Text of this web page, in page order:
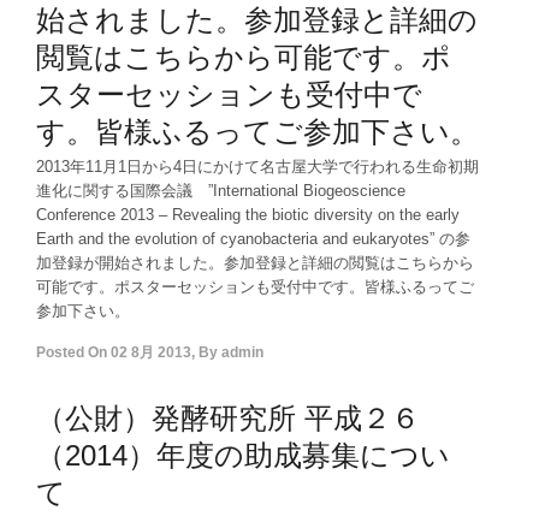
始されました。参加登録と詳細の
閲覧はこちらから可能です。ポ
スターセッションも受付中で
す。皆様ふるってご参加下さい。
2013年11月1日から4日にかけて名古屋大学で行われる生命初期
進化に関する国際会議 ”International Biogeoscience
Conference 2013 – Revealing the biotic diversity on the early
Earth and the evolution of cyanobacteria and eukaryotes” の参
加登録が開始されました。参加登録と詳細の閲覧はこちらから
可能です。ポスターセッションも受付中です。皆様ふるってご
参加下さい。
Posted On 02 8月 2013, By admin
（公財）発酵研究所 平成２６
（2014）年度の助成募集につい
て